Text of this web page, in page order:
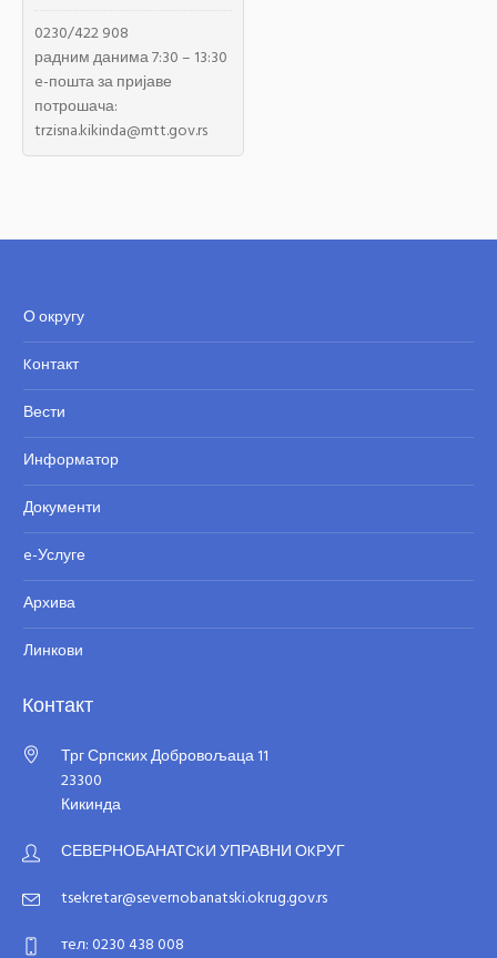
0230/422 908
радним данима 7:30 – 13:30
e-пошта за пријаве
потрошача:
trzisna.kikinda@mtt.gov.rs
О округу
Kонтакт
Вести
Информатор
Документи
e-Услуге
Архива
Линкови
Контакт
Трг Српских Добровољаца 11
23300
Кикинда
СЕВЕРНОБАНАТСKИ УПРАВНИ ОKРУГ
tsekretar@severnobanatski.okrug.gov.rs
тeл: 0230 438 008